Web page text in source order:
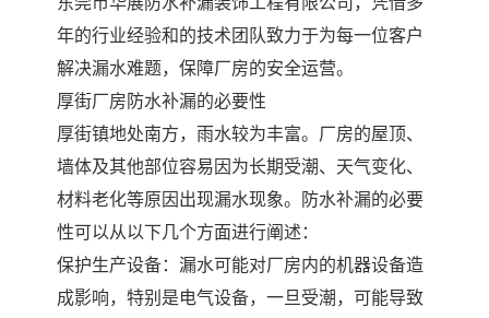
年的行业经验和的技术团队致力于为每一位客户
解决漏水难题，保障厂房的安全运营。
厚街厂房防水补漏的必要性
厚街镇地处南方，雨水较为丰富。厂房的屋顶、
墙体及其他部位容易因为长期受潮、天气变化、
材料老化等原因出现漏水现象。防水补漏的必要
性可以从以下几个方面进行阐述：
保护生产设备：漏水可能对厂房内的机器设备造
成影响，特别是电气设备，一旦受潮，可能导致